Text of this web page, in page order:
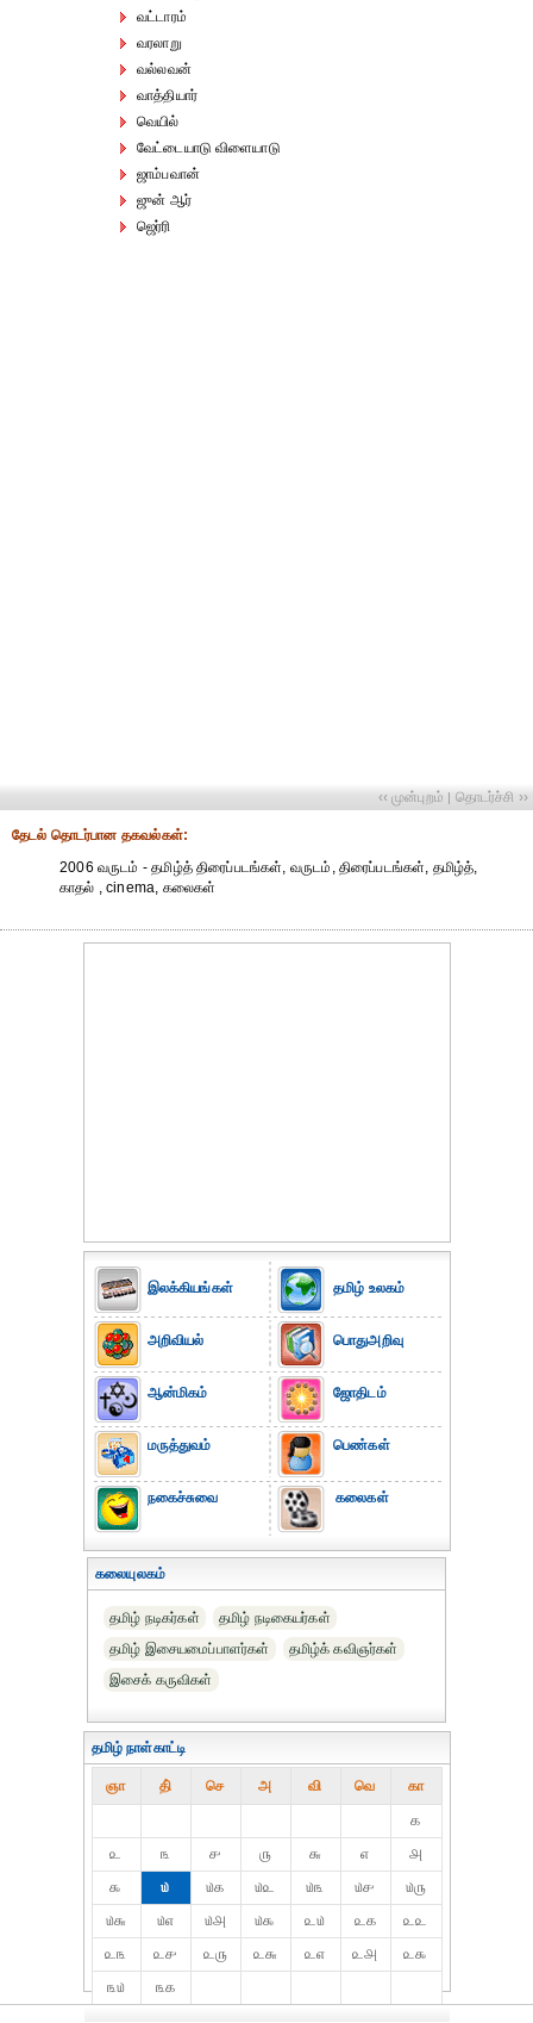
வட்டாரம்
வரலாறு
வல்லவன்
வாத்தியார்
வெயில்
வேட்டையாடு விளையாடு
ஜாம்பவான்
ஜுன் ஆர்
ஜெர்ரி
‹‹ முன்புறம் | தொடர்ச்சி ››
தேட‌ல் தொட‌ர்பான தகவ‌ல்க‌ள்:
2006 வருடம் - தமிழ்த் திரைப்படங்கள், வருடம், திரைப்படங்கள், தமிழ்த்,
காதல் , cinema, கலைகள்
இலக்கியங்கள்
அறிவியல்
ஆன்மிகம்
மருத்துவம்
நகைச்சுவை
தமிழ் உலகம்
பொதுஅறிவு
ஜோதிடம்
பெண்கள்
கலைகள்
கலையுலகம்
தமிழ் நடிகர்கள்
தமிழ் நடிகையர்கள்
தமிழ் இசையமைப்பாளர்கள்
தமிழ்க் கவிஞர்கள்
இசைக் கருவிகள்
தமிழ் நாள்காட்டி
ஞா தி் செ அ வி வெ கா
௧
௨
௩ ௪ ௫ ௬ ௭
௮
௯
௰ ௰௧ ௰௨ ௰௩ ௰௪
௰௫
௰௬
௰௭ ௰௮ ௰௯ ௨௰ ௨௧
௨௨
௨௩
௨௪ ௨௫ ௨௬ ௨௭ ௨௮
௨௯
௩௰
௩௧